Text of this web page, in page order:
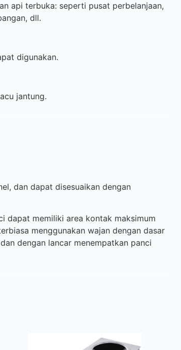
api terbuka: seperti pusat perbelanjaan,
dll.
digunakan.
jantung.
dan dapat disesuaikan dengan
dapat memiliki area kontak maksimum
menggunakan wajan dengan dasar
dengan lancar menempatkan panci